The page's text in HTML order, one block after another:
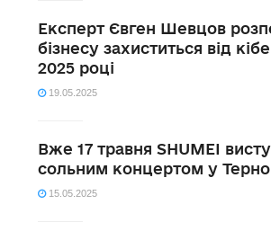
Експерт Євген Шевцов
бізнесу захиститься від
2025 році
19.05.2025
Вже 17 травня SHUMEI
сольним концертом у
15.05.2025